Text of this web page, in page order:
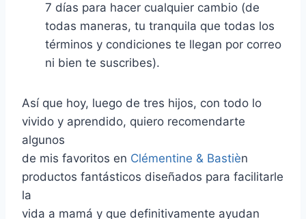
7 días para hacer cualquier cambio (de
todas maneras, tu tranquila que todas los
términos y condiciones te llegan por correo
ni bien te suscribes).
Así que hoy, luego de tres hijos, con todo lo
vivido y aprendido, quiero recomendarte
algunos
de mis favoritos en Clémentine & Bastièn
productos fantásticos diseñados para facilitarle
la
vida a mamá y que definitivamente ayudan